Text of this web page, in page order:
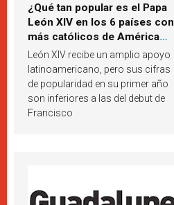
¿Qué tan popular es el Papa
León XIV en los 6 países con
más católicos de América
Latina en 2026? Publican
resultados de investigación
León XIV recibe un amplio apoyo
latinoamericano, pero sus cifras
de popularidad en su primer año
son inferiores a las del debut de
Francisco